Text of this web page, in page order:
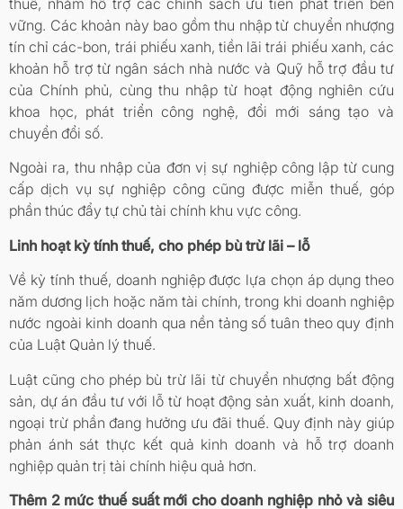
thuế, nhằm hỗ trợ các chính sách ưu tiên phát triển bền
vững. Các khoản này bao gồm thu nhập từ chuyển nhượng
tín chỉ các-bon, trái phiếu xanh, tiền lãi trái phiếu xanh, các
khoản hỗ trợ từ ngân sách nhà nước và Quỹ hỗ trợ đầu tư
của Chính phủ, cùng thu nhập từ hoạt động nghiên cứu
khoa học, phát triển công nghệ, đổi mới sáng tạo và
chuyển đổi số.
Ngoài ra, thu nhập của đơn vị sự nghiệp công lập từ cung
cấp dịch vụ sự nghiệp công cũng được miễn thuế, góp
phần thúc đẩy tự chủ tài chính khu vực công.
Linh hoạt kỳ tính thuế, cho phép bù trừ lãi – lỗ
Về kỳ tính thuế, doanh nghiệp được lựa chọn áp dụng theo
năm dương lịch hoặc năm tài chính, trong khi doanh nghiệp
nước ngoài kinh doanh qua nền tảng số tuân theo quy định
của Luật Quản lý thuế.
Luật cũng cho phép bù trừ lãi từ chuyển nhượng bất động
sản, dự án đầu tư với lỗ từ hoạt động sản xuất, kinh doanh,
ngoại trừ phần đang hưởng ưu đãi thuế. Quy định này giúp
phản ánh sát thực kết quả kinh doanh và hỗ trợ doanh
nghiệp quản trị tài chính hiệu quả hơn.
Thêm 2 mức thuế suất mới cho doanh nghiệp nhỏ và siêu